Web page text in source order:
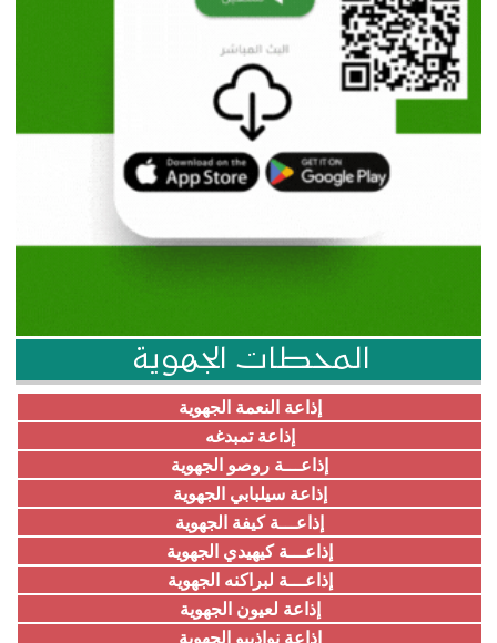
المحطات الجهوية
إذاعة النعمة الجهوية
إذاعة تمبدغه
إذاعـــة روصو الجهوية
إذاعة سيلبابي الجهوية
إذاعـــة كيفة الجهوية
إذاعـــة كيهيدي الجهوية
إذاعـــة لبراكنه الجهوية
إذاعة لعيون الجهوية
إذاعة نواذيبو الجهوية